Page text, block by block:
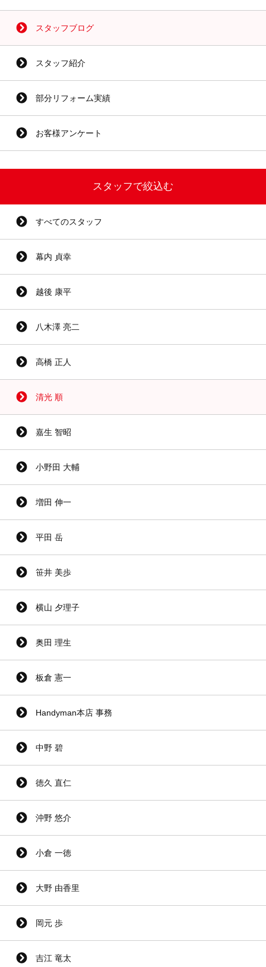
スタッフブログ
スタッフ紹介
部分リフォーム実績
お客様アンケート
スタッフで絞込む
すべてのスタッフ
幕内 貞幸
越後 康平
八木澤 亮二
高橋 正人
清光 順
嘉生 智昭
小野田 大輔
増田 伸一
平田 岳
笹井 美歩
横山 夕理子
奥田 理生
板倉 憲一
Handyman本店 事務
中野 碧
徳久 直仁
沖野 悠介
小倉 一徳
大野 由香里
岡元 歩
吉江 竜太